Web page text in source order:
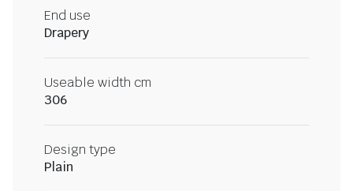
End use
Drapery
Useable width cm
306
Design type
Plain